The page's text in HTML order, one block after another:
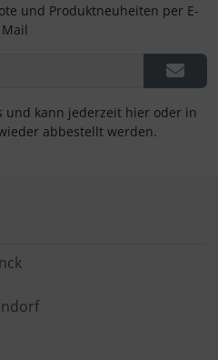
und Produktneuheiten per E-
Mail
und kann jederzeit hier oder in
abbestellt werden.